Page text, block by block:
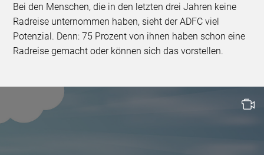
Bei den Menschen, die in den letzten drei Jahren keine
Radreise unternommen haben, sieht der ADFC viel
Potenzial. Denn: 75 Prozent von ihnen haben schon eine
Radreise gemacht oder können sich das vorstellen.